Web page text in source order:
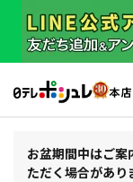
お盆期間中はご
ただく場合があり